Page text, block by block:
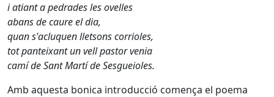
i atiant a pedrades les ovelles
abans de caure el dia,
quan s'acluquen lletsons corrioles,
tot panteixant un vell pastor venia
camí de Sant Martí de Sesgueioles.
Amb aquesta bonica introducció comença el poema